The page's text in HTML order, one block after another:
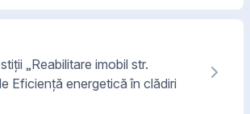
„Reabilitare imobil str.
Eficienţă energetică în clădiri